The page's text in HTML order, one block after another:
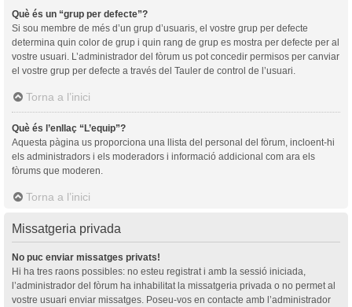
Què és un “grup per defecte”?
Si sou membre de més d’un grup d’usuaris, el vostre grup per defecte
determina quin color de grup i quin rang de grup es mostra per defecte per al
vostre usuari. L’administrador del fòrum us pot concedir permisos per canviar
el vostre grup per defecte a través del Tauler de control de l’usuari.
Torna a l’inici
Què és l’enllaç “L’equip”?
Aquesta pàgina us proporciona una llista del personal del fòrum, incloent-hi
els administradors i els moderadors i informació addicional com ara els
fòrums que moderen.
Torna a l’inici
Missatgeria privada
No puc enviar missatges privats!
Hi ha tres raons possibles: no esteu registrat i amb la sessió iniciada,
l’administrador del fòrum ha inhabilitat la missatgeria privada o no permet al
vostre usuari enviar missatges. Poseu-vos en contacte amb l’administrador